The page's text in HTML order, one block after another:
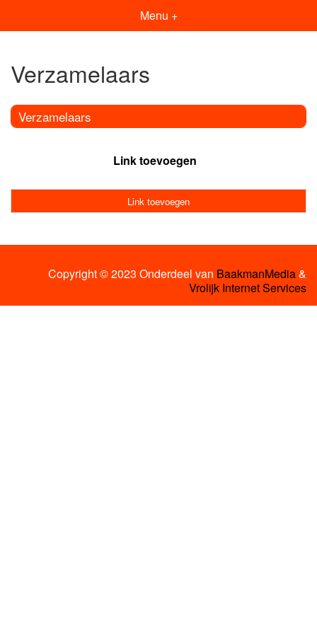
Menu +
Verzamelaars
Verzamelaars
Link toevoegen
Link toevoegen
Copyright © 2023 Onderdeel van BaakmanMedia&
Vrolijk Internet Services